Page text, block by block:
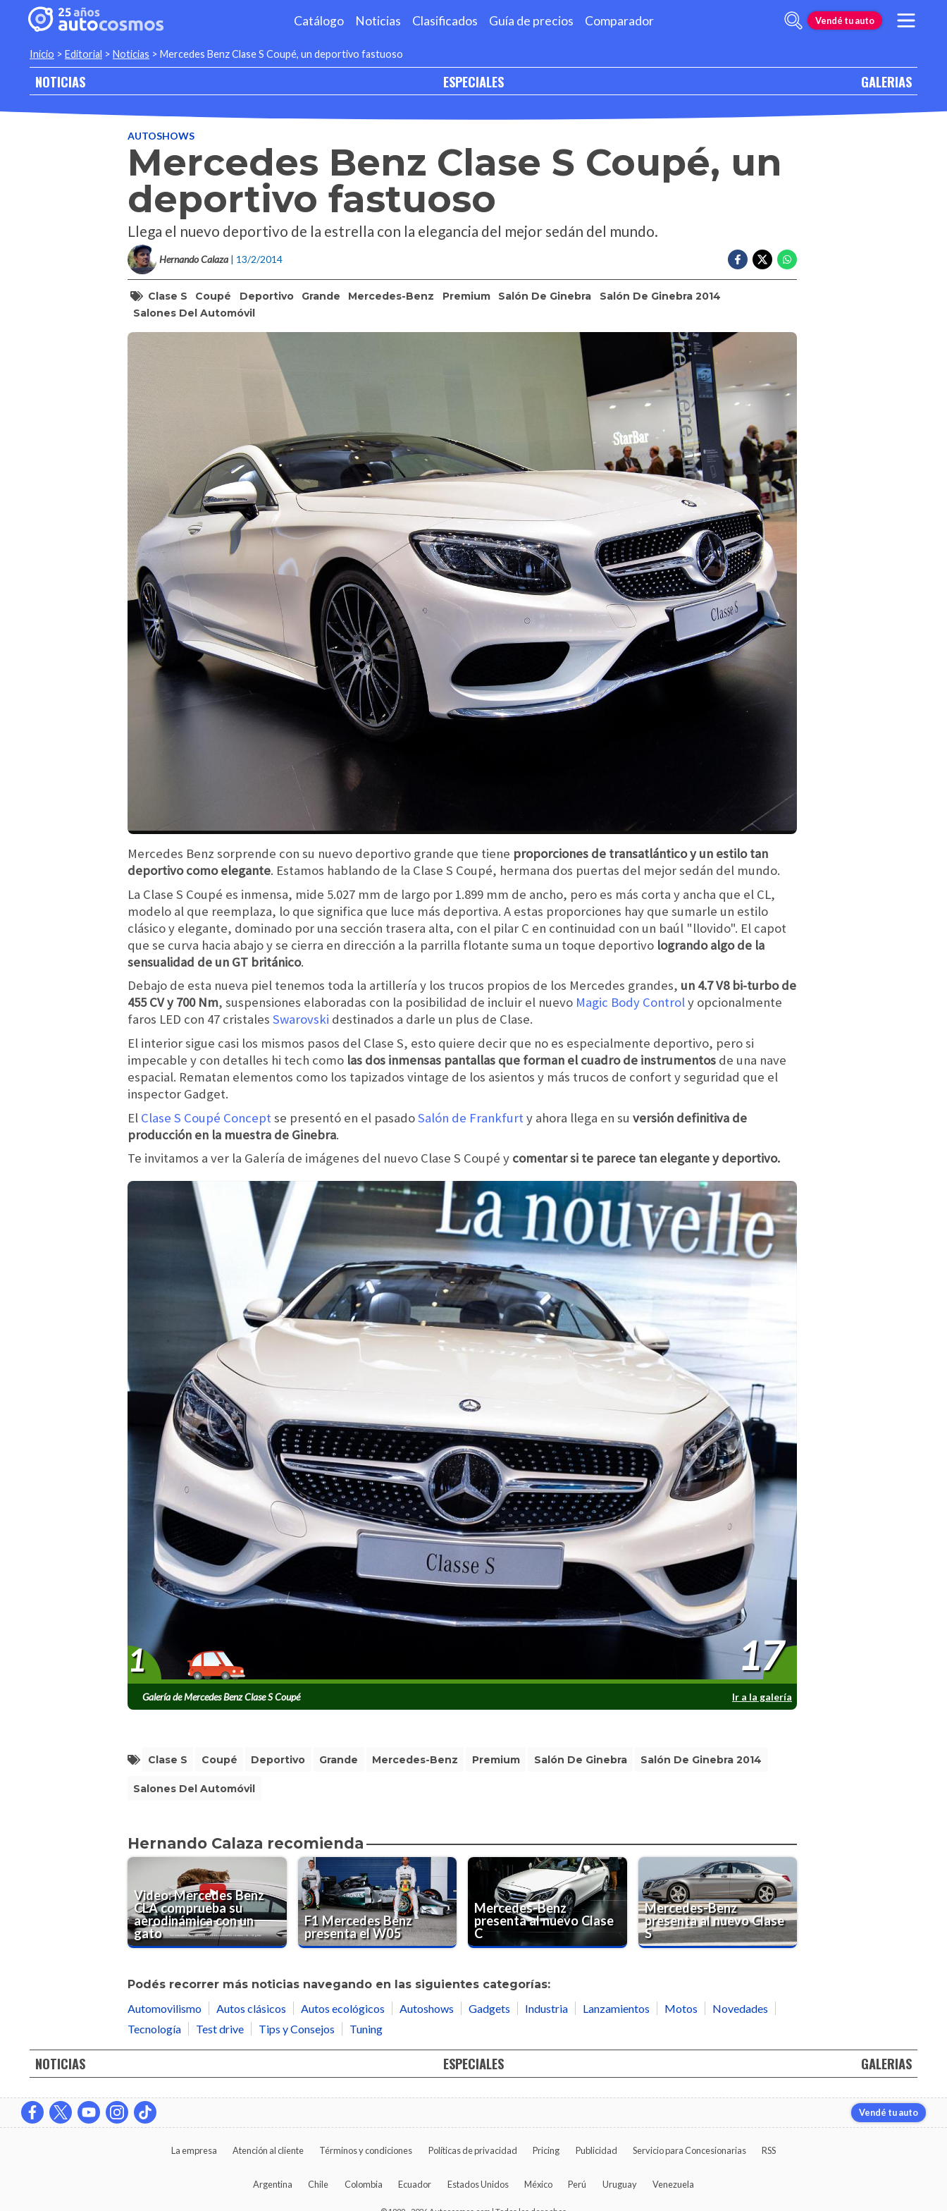
Catálogo Noticias Clasificados Guía de precios Comparador Vendé tu auto
Inicio > Editorial > Noticias > Mercedes Benz Clase S Coupé, un deportivo fastuoso
NOTICIAS ESPECIALES GALERIAS
AUTOSHOWS
Mercedes Benz Clase S Coupé, un
deportivo fastuoso
Llega el nuevo deportivo de la estrella con la elegancia del mejor sedán del mundo.
Hernando Calaza | 13/2/2014
Clase S Coupé Deportivo Grande Mercedes-Benz Premium Salón De Ginebra
Salón De Ginebra 2014
Salones Del Automóvil
Mercedes Benz sorprende con su nuevo deportivo grande que tiene proporciones de transatlántico y un estilo tan
deportivo como elegante. Estamos hablando de la Clase S Coupé, hermana dos puertas del mejor sedán del mundo.
La Clase S Coupé es inmensa, mide 5.027 mm de largo por 1.899 mm de ancho, pero es más corta y ancha que el CL,
modelo al que reemplaza, lo que significa que luce más deportiva. A estas proporciones hay que sumarle un estilo
clásico y elegante, dominado por una sección trasera alta, con el pilar C en continuidad con un baúl "llovido". El capot
que se curva hacia abajo y se cierra en dirección a la parrilla flotante suma un toque deportivo logrando algo de la
sensualidad de un GT británico.
Debajo de esta nueva piel tenemos toda la artillería y los trucos propios de los Mercedes grandes, un 4.7 V8 bi-turbo de
455 CV y 700 Nm, suspensiones elaboradas con la posibilidad de incluir el nuevo Magic Body Controly opcionalmente
faros LED con 47 cristales Swarovski destinados a darle un plus de Clase.
El interior sigue casi los mismos pasos del Clase S, esto quiere decir que no es especialmente deportivo, pero si
impecable y con detalles hi tech como las dos inmensas pantallas que forman el cuadro de instrumentos de una nave
espacial. Rematan elementos como los tapizados vintage de los asientos y más trucos de confort y seguridad que el
inspector Gadget.
El Clase S Coupé Concept se presentó en el pasadoSalón de Frankfurt y ahora llega en su versión definitiva de
producción en la muestra de Ginebra.
Te invitamos a ver la Galería de imágenes del nuevo Clase S Coupé y comentar si te parece tan elegante y deportivo.
Galería de Mercedes Benz Clase S Coupé Ir a la galería
1 17
Clase S Coupé Deportivo Grande Mercedes-Benz Premium Salón De Ginebra Salón De Ginebra 2014
Salones Del Automóvil
Hernando Calaza recomienda
Video: Mercedes Benz
CLA comprueba su
aerodinámica con un
gato
F1 Mercedes Benz
presenta el W05
Mercedes-Benz
presenta al nuevo Clase
C
Mercedes-Benz
presenta al nuevo Clase
S
Podés recorrer más noticias navegando en las siguientes categorías:
Automovilismo
Autos clásicos Autos ecológicos Autoshows Gadgets Industria Lanzamientos Motos
Novedades
Tecnología
Test drive Tips y Consejos Tuning
NOTICIAS ESPECIALES GALERIAS
Vendé tu auto
La empresa Atención al cliente Términos y condiciones Políticas de privacidad Pricing Publicidad Servicio para Concesionarias RSS
Argentina Chile Colombia Ecuador Estados Unidos México Perú Uruguay Venezuela